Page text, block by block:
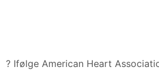
? Ifølge American Heart